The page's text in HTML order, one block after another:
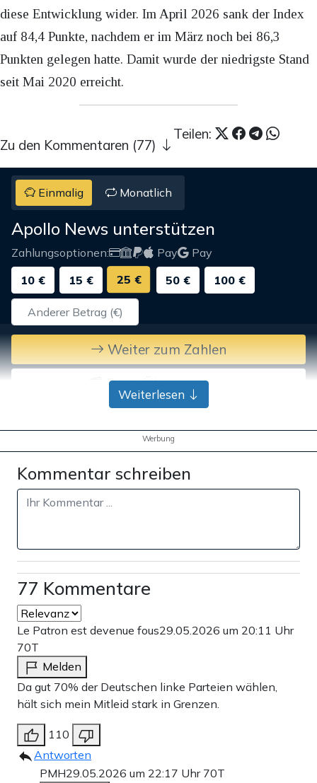
diese Entwicklung wider. Im April 2026 sank der Index
auf 84,4 Punkte, nachdem er im März noch bei 86,3
Punkten gelegen hatte. Damit wurde der niedrigste Stand
seit Mai 2020 erreicht.
Teilen:
Zu den Kommentaren (77)
Einmalig Monatlich
Apollo News unterstützen
Zahlungsoptionen: Pay
Pay
10 €
15 € 25 € 50 € 100 €
Weiter zum Zahlen
Bank-Überweisung
Weiterlesen
Werbung
Kommentar schreiben
77 Kommentare
Le Patron est devenue fous29.05.2026 um 20:11 Uhr
70T
Melden
Da gut 70% der Deutschen linke Parteien wählen,
hält sich mein Mitleid stark in Grenzen.
110
Antworten
PMH29.05.2026 um 22:17 Uhr 70T